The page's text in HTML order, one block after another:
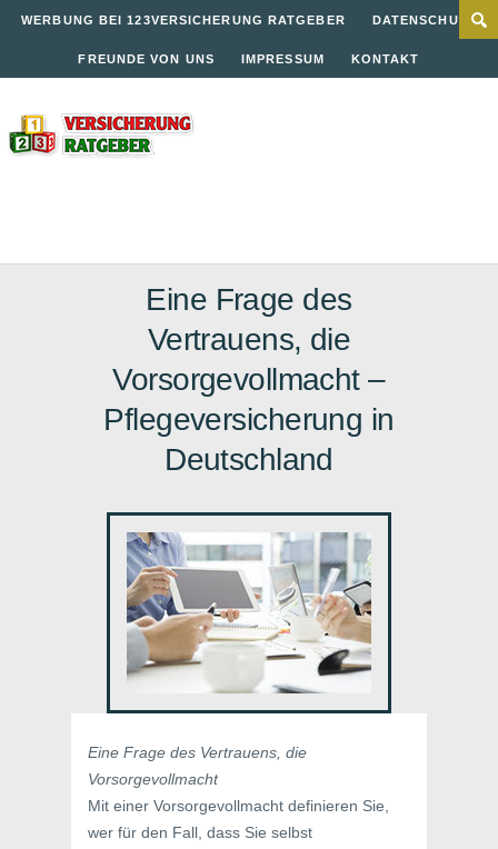
WERBUNG BEI 123VERSICHERUNG RATGEBER DATENSCHUTZ
FREUNDE VON UNS IMPRESSUM KONTAKT
Eine Frage des
Vertrauens, die
Vorsorgevollmacht –
Pflegeversicherung in
Deutschland
Eine Frage des Vertrauens, die
Vorsorgevollmacht
Mit einer Vorsorgevollmacht definieren Sie,
wer für den Fall, dass Sie selbst